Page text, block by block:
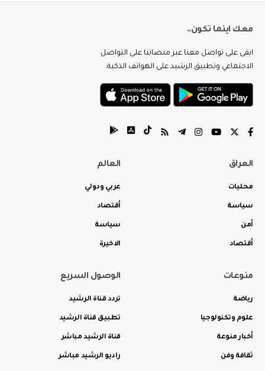
معك اينما تكون..
ابقى على تواصل معنا عبر منصاتنا على التواصل
الاجتماعي وتطبيق الرشيد على الهواتف الذكية.
العراق
محليات
سياسة
أمن
أقتصاد
العالم
عربي ودولي
أقتصاد
سياسة
الاخيرة
منوعات
رياضة
علوم وتكنولوجيا
أخبار منوعة
ثقافة وفن
الوصول السريع
تردد قناة الرشيد
تطبيق قناة الرشيد
قناة الرشيد مباشر
راديو الرشيد مباشر